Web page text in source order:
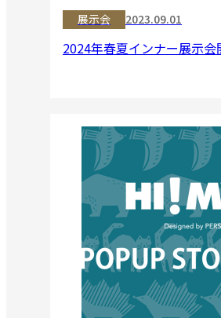
展示会 2023.09.01
2024年春夏インナー展示